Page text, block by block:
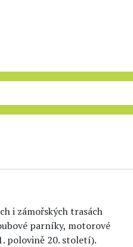
i zámořských trasách
parníky, motorové
polovině 20. století).